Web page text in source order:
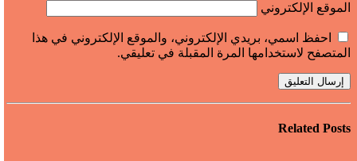
الموقع الإلكتروني
احفظ اسمي، بريدي الإلكتروني، والموقع الإلكتروني في هذا
المتصفح لاستخدامها المرة المقبلة في تعليقي.
Related Posts